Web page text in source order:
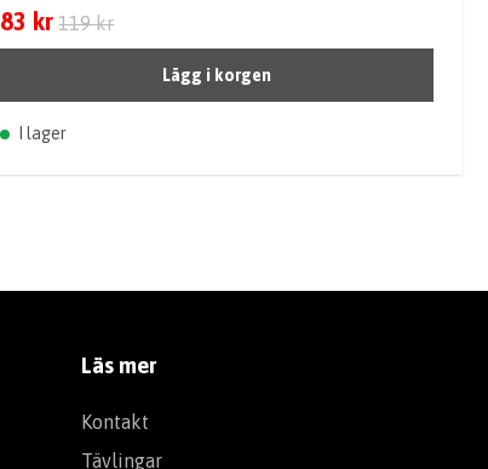
83 kr 119 kr
Lägg i korgen
I lager
Läs mer
Kontakt
Tävlingar